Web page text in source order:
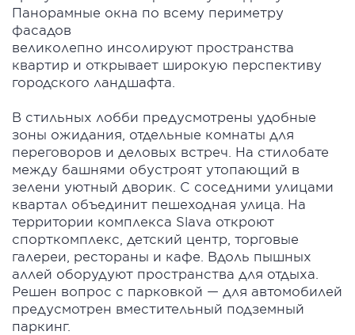
Панорамные окна по всему периметру
фасадов
великолепно инсолируют пространства
квартир и открывает широкую перспективу
городского ландшафта.
В стильных лобби предусмотрены удобные
зоны ожидания, отдельные комнаты для
переговоров и деловых встреч. На стилобате
между башнями обустроят утопающий в
зелени уютный дворик. С соседними улицами
квартал объединит пешеходная улица. На
территории комплекса Slava откроют
спорткомплекс, детский центр, торговые
галереи, рестораны и кафе. Вдоль пышных
аллей оборудуют пространства для отдыха.
Решен вопрос с парковкой — для автомобилей
предусмотрен вместительный подземный
паркинг.